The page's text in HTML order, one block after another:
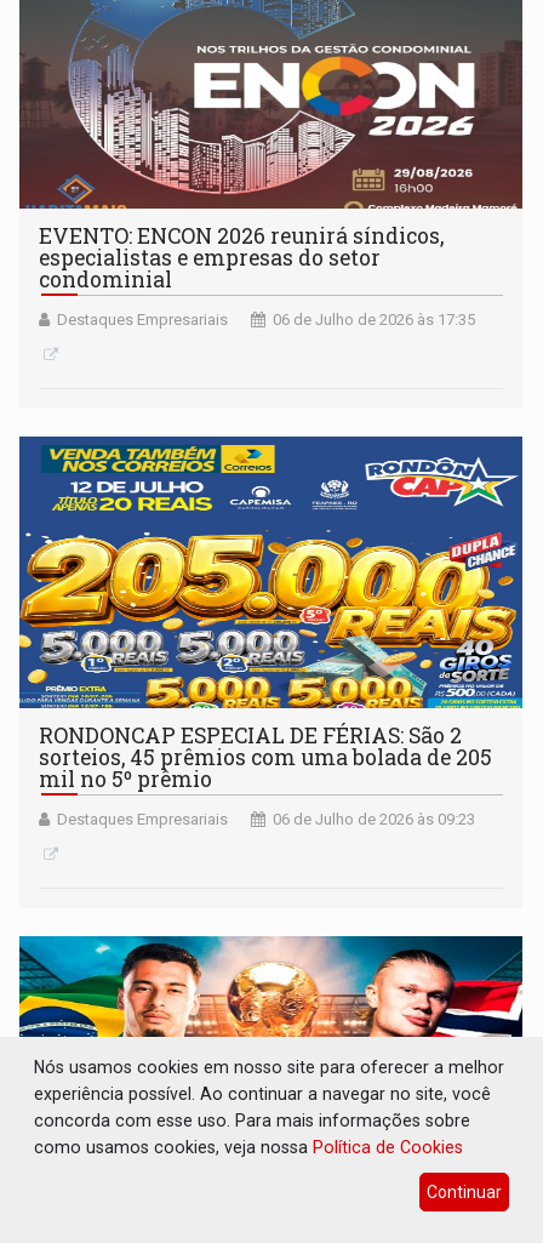
EVENTO: ENCON 2026 reunirá síndicos,
especialistas e empresas do setor
condominial
Destaques Empresariais 06 de Julho de 2026 às 17:35
RONDONCAP ESPECIAL DE FÉRIAS: São 2
sorteios, 45 prêmios com uma bolada de 205
mil no 5º prêmio
Destaques Empresariais 06 de Julho de 2026 às 09:23
Nós usamos cookies em nosso site para oferecer a melhor
experiência possível. Ao continuar a navegar no site, você
concorda com esse uso. Para mais informações sobre
como usamos cookies, veja nossa Política de Cookies
Continuar